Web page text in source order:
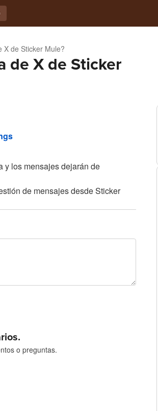
X de Sticker Mule?
de X de Sticker
y los mensajes dejarán de
de mensajes desde Sticker
o preguntas.